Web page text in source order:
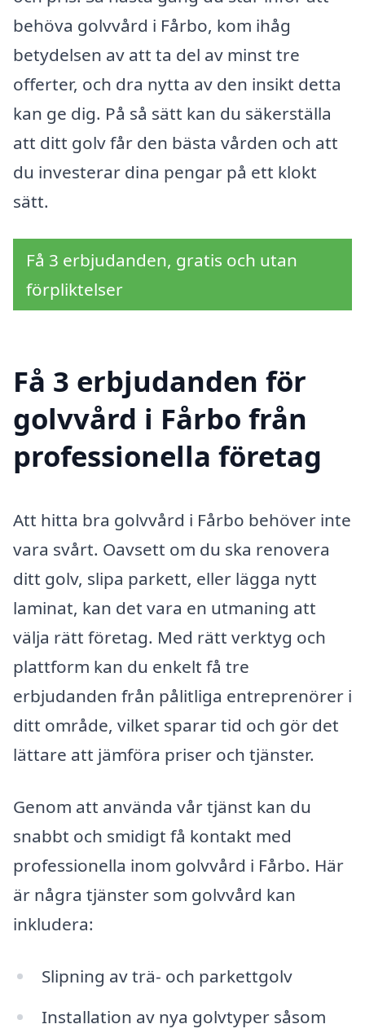
behöva golvvård i Fårbo, kom ihåg
betydelsen av att ta del av minst tre
offerter, och dra nytta av den insikt detta
kan ge dig. På så sätt kan du säkerställa
att ditt golv får den bästa vården och att
du investerar dina pengar på ett klokt
sätt.
Få 3 erbjudanden, gratis och utan
förpliktelser
Få 3 erbjudanden för
golvvård i Fårbo från
professionella företag
Att hitta bra golvvård i Fårbo behöver inte
vara svårt. Oavsett om du ska renovera
ditt golv, slipa parkett, eller lägga nytt
laminat, kan det vara en utmaning att
välja rätt företag. Med rätt verktyg och
plattform kan du enkelt få tre
erbjudanden från pålitliga entreprenörer i
ditt område, vilket sparar tid och gör det
lättare att jämföra priser och tjänster.
Genom att använda vår tjänst kan du
snabbt och smidigt få kontakt med
professionella inom golvvård i Fårbo. Här
är några tjänster som golvvård kan
inkludera:
Slipning av trä- och parkettgolv
Installation av nya golvtyper såsom